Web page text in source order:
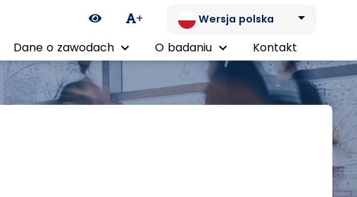
Ikona zmiany kontrastu
+ Wersja polska
Dane o zawodach O badaniu Kontakt